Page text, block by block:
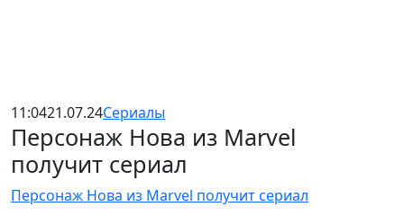
11:0421.07.24Сериалы
Персонаж Нова из Marvel
получит сериал
Персонаж Нова из Marvel получит сериал